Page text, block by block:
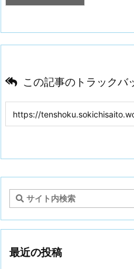
この記事のトラックバ
最近の投稿